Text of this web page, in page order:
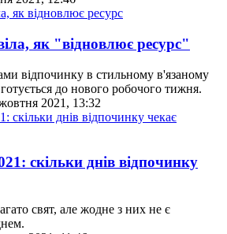
як "відновлює ресурс"
відпочинку в стильному в'язаному
готується до нового робочого тижня.
2021, 13:32
скільки днів відпочинку
свят, але жодне з них не є